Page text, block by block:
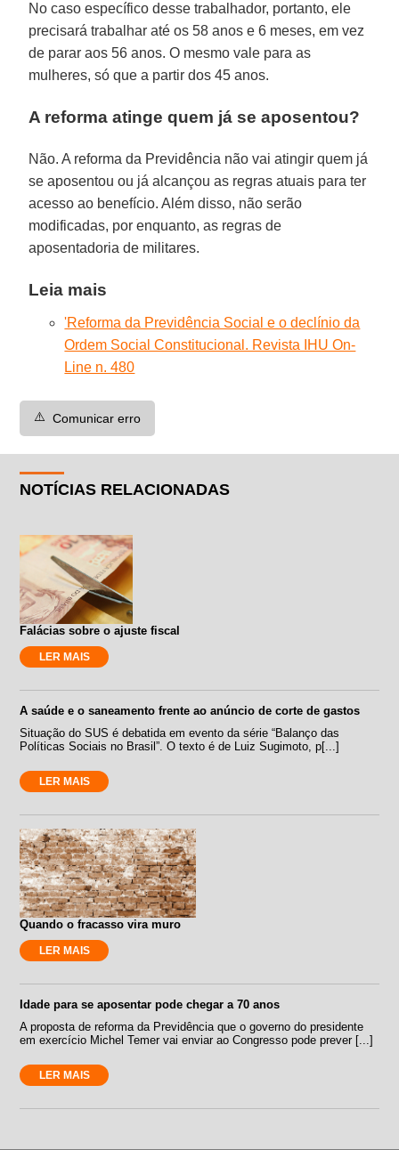
No caso específico desse trabalhador, portanto, ele
precisará trabalhar até os 58 anos e 6 meses, em vez
de parar aos 56 anos. O mesmo vale para as
mulheres, só que a partir dos 45 anos.
A reforma atinge quem já se aposentou?
Não. A reforma da Previdência não vai atingir quem já
se aposentou ou já alcançou as regras atuais para ter
acesso ao benefício. Além disso, não serão
modificadas, por enquanto, as regras de
aposentadoria de militares.
Leia mais
'Reforma da Previdência Social e o declínio da
Ordem Social Constitucional. Revista IHU On-
Line n. 480
⚠️ Comunicar erro
NOTÍCIAS RELACIONADAS
Falácias sobre o ajuste fiscal
LER MAIS
A saúde e o saneamento frente ao anúncio de corte de gastos
Situação do SUS é debatida em evento da série “Balanço das
Políticas Sociais no Brasil”. O texto é de Luiz Sugimoto, p[...]
LER MAIS
Quando o fracasso vira muro
LER MAIS
Idade para se aposentar pode chegar a 70 anos
A proposta de reforma da Previdência que o governo do presidente
em exercício Michel Temer vai enviar ao Congresso pode prever [...]
LER MAIS